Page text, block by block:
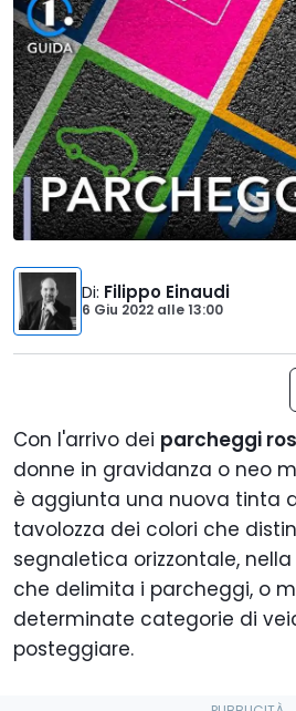
Di: Filippo Einaudi
6 Giu 2022 alle13:00
Con l'arrivo dei parcheggi
donne in gravidanza o neo
è aggiunta una nuova tinta
tavolozza dei colori che
segnaletica orizzontale,
che delimita i parcheggi, o
determinate categorie di
posteggiare.